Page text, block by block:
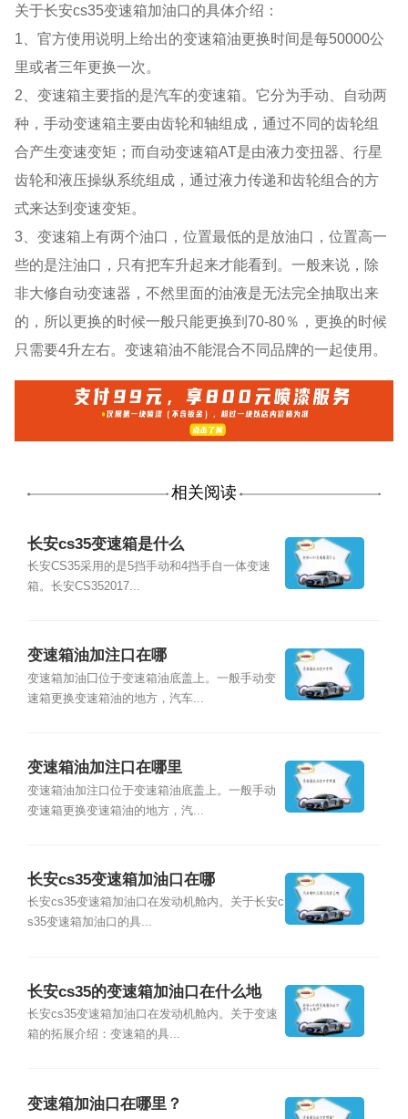
关于长安cs35变速箱加油口的具体介绍：
1、官方使用说明上给出的变速箱油更换时间是每50000公
里或者三年更换一次。
2、变速箱主要指的是汽车的变速箱。它分为手动、自动两
种，手动变速箱主要由齿轮和轴组成，通过不同的齿轮组
合产生变速变矩；而自动变速箱AT是由液力变扭器、行星
齿轮和液压操纵系统组成，通过液力传递和齿轮组合的方
式来达到变速变矩。
3、变速箱上有两个油口，位置最低的是放油口，位置高一
些的是注油口，只有把车升起来才能看到。一般来说，除
非大修自动变速器，不然里面的油液是无法完全抽取出来
的，所以更换的时候一般只能更换到70-80％，更换的时候
只需要4升左右。变速箱油不能混合不同品牌的一起使用。
相关阅读
长安cs35变速箱是什么
长安CS35采用的是5挡手动和4挡手自一体变速
箱。长安CS352017...
变速箱油加注口在哪
变速箱加油囗位于变速箱油底盖上。一般手动变
速箱更换变速箱油的地方，汽车...
变速箱油加注口在哪里
变速箱油加注口位于变速箱油底盖上。一般手动
变速箱更换变速箱油的地方，汽...
长安cs35变速箱加油口在哪
长安cs35变速箱加油口在发动机舱内。关于长安c
s35变速箱加油口的具...
长安cs35的变速箱加油口在什么地
方？
长安cs35变速箱加油口在发动机舱内。关于变速
箱的拓展介绍：变速箱的具...
变速箱加油口在哪里？